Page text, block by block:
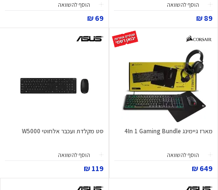
הוסף להשוואה
89 ₪
הוסף להשוואה
69 ₪
מארז גיימינג 4In 1 Gaming Bundle
הוסף להשוואה
649 ₪
סט מקלדת ועכבר אלחוטי W5000
הוסף להשוואה
119 ₪